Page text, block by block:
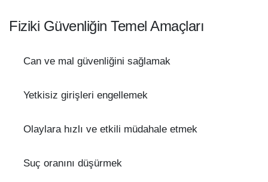
Fiziki Güvenliğin Temel Amaçları
Can ve mal güvenliğini sağlamak
Yetkisiz girişleri engellemek
Olaylara hızlı ve etkili müdahale etmek
Suç oranını düşürmek